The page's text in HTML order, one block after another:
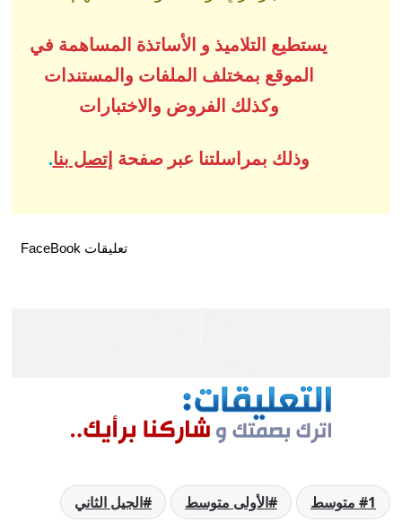
يستطيع التلاميذ و الأساتذة المساهمة في
الموقع بمختلف الملفات والمستندات
وكذلك الفروض والاختبارات
وذلك بمراسلتنا عبر صفحة إتصل بنا.
تعليقات FaceBook
1 متوسط الأولى متوسط
الجيل الثاني